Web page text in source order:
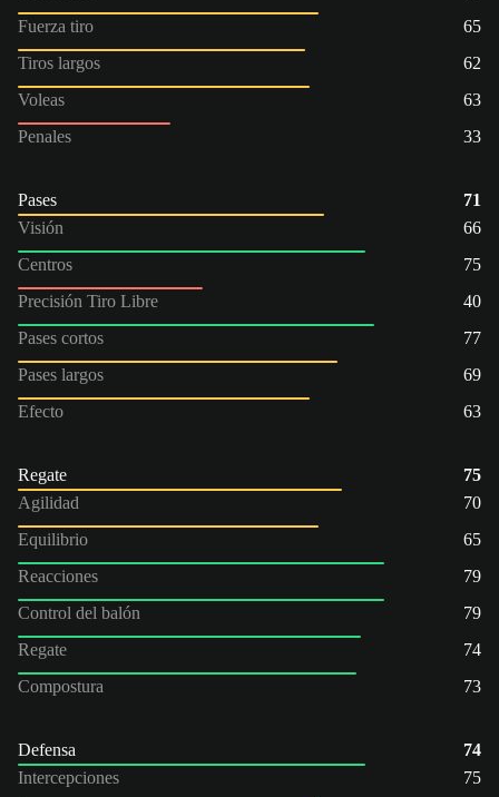
Fuerza tiro
65
Tiros largos
62
Voleas
63
Penales
33
Pases
71
Visión
66
Centros
75
Precisión Tiro Libre
40
Pases cortos
77
Pases largos
69
Efecto
63
Regate
75
Agilidad
70
Equilibrio
65
Reacciones
79
Control del balón
79
Regate
74
Compostura
73
Defensa
74
Intercepciones
75